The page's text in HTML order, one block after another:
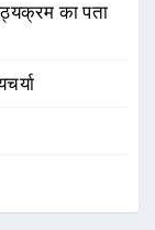
का पता